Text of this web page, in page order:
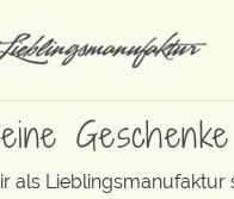
als Lieblingsmanufaktur